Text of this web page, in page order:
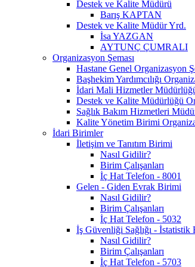
Destek ve Kalite Müdürü
Barış KAPTAN
Destek ve Kalite Müdür Yrd.
İsa YAZGAN
AYTUNÇ ÇUMRALI
Organizasyon Şeması
Hastane Genel Organizasyon
Başhekim Yardımcılığı
İdari Mali Hizmetler
Destek ve Kalite Müdürlüğü
Sağlık Bakım Hizmetleri
Kalite Yönetim Birimi
İdari Birimler
İletişim ve Tanıtım Birimi
Nasıl Gidilir?
Birim Çalışanları
İç Hat Telefon - 8001
Gelen - Giden Evrak Birimi
Nasıl Gidilir?
Birim Çalışanları
İç Hat Telefon - 5032
İş Güvenliği Sağlığı - İstatistik
Nasıl Gidilir?
Birim Çalışanları
İç Hat Telefon - 5703